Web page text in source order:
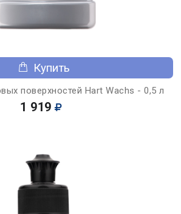
Купить
поверхностей Hart Wachs - 0,5 л
1 919